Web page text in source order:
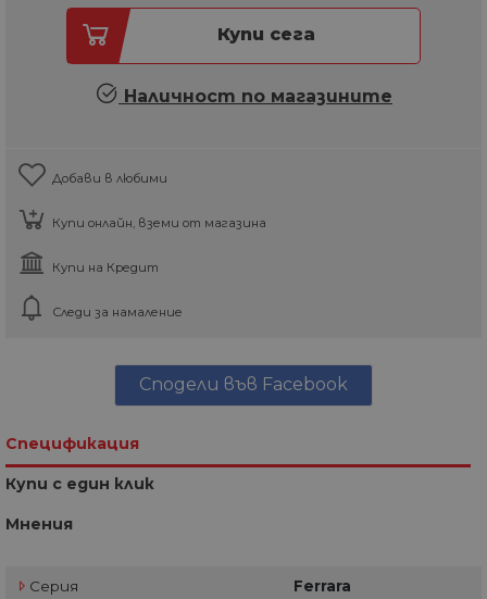
Купи сега
Наличност по магазините
Добави в любими
Купи онлайн, вземи от магазина
Купи на Кредит
Следи за намаление
Сподели във Facebook
Спецификация
Купи с един клик
Мнения
Серия Ferrara